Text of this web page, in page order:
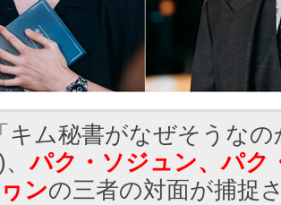
キム秘書がなぜそうな
、パク・ソジュン、パク
ンの三者の対面が捕捉